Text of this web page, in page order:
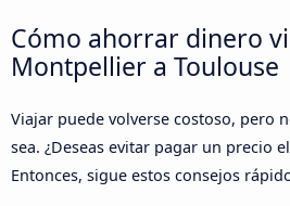
Cómo ahorrar dinero
Montpellier a Toulouse
Viajar puede volverse costoso, pero
sea. ¿Deseas evitar pagar un precio
Entonces, sigue estos consejos